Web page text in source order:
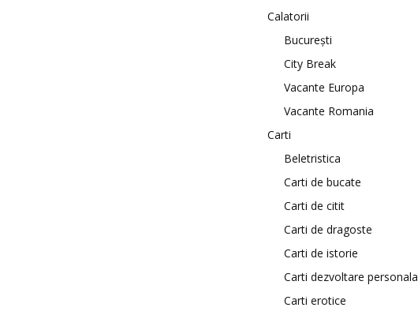
Calatorii
București
City Break
Vacante Europa
Vacante Romania
Carti
Beletristica
Carti de bucate
Carti de citit
Carti de dragoste
Carti de istorie
Carti dezvoltare personala
Carti erotice